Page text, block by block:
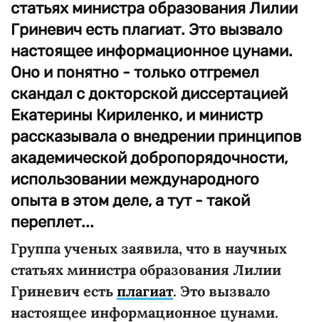
статьях министра образования Лилии
Гриневич есть плагиат. Это вызвало
настоящее информационное цунами.
Оно и понятно - только отгремел
скандал с докторской диссертацией
Екатерины Кириленко, и министр
рассказывала о внедрении принципов
академической добропорядочности,
использовании международного
опыта в этом деле, а тут - такой
переплет...
Группа ученых заявила, что в научных
статьях министра образования Лилии
Гриневич есть плагиат. Это вызвало
настоящее информационное цунами.